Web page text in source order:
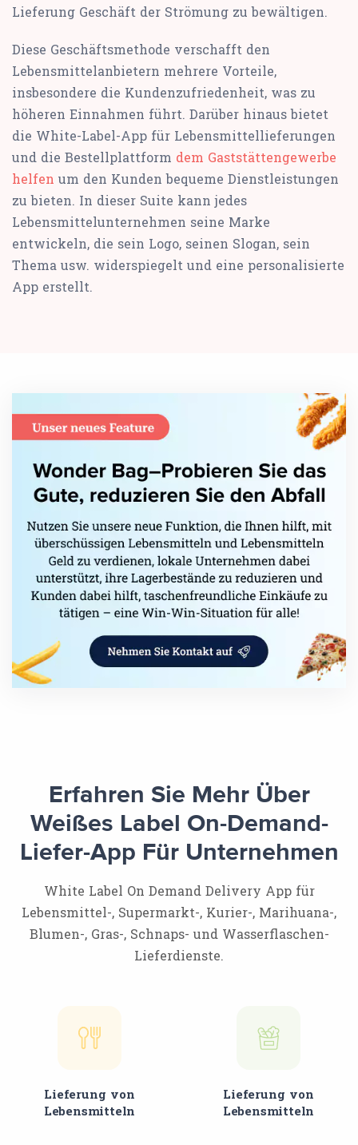
Lieferung Geschäft der Strömung zu bewältigen.
Diese Geschäftsmethode verschafft den
Lebensmittelanbietern mehrere Vorteile,
insbesondere die Kundenzufriedenheit, was zu
höheren Einnahmen führt. Darüber hinaus bietet
die White-Label-App für Lebensmittellieferungen
und die Bestellplattform dem Gaststättengewerbe
helfen um den Kunden bequeme Dienstleistungen
zu bieten. In dieser Suite kann jedes
Lebensmittelunternehmen seine Marke
entwickeln, die sein Logo, seinen Slogan, sein
Thema usw. widerspiegelt und eine personalisierte
App erstellt.
Erfahren Sie Mehr Über
Weißes Label On-Demand-
Liefer-App Für Unternehmen
White Label On Demand Delivery App für
Lebensmittel-, Supermarkt-, Kurier-, Marihuana-,
Blumen-, Gras-, Schnaps- und Wasserflaschen-
Lieferdienste.
Lieferung von
Lebensmitteln
Lieferung von
Lebensmitteln